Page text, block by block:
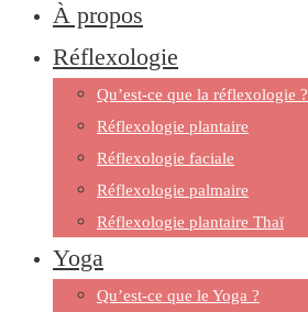
À propos
Réflexologie
Qu’est-ce que la réflexologie ?
Réflexologie plantaire
Réflexologie faciale
Réflexologie palmaire
Réflexologie plantaire Thaï
Yoga
Qu’est-ce que le Yoga ?